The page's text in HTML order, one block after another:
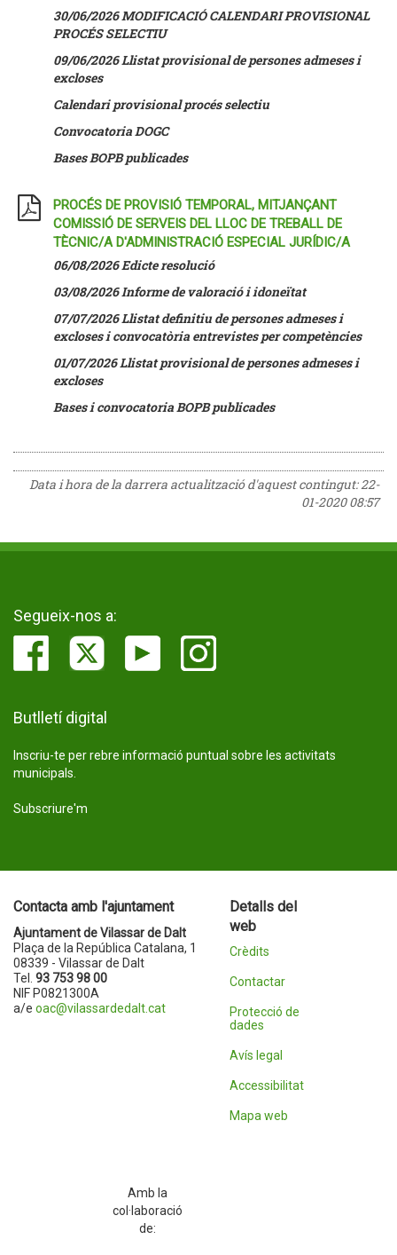
30/06/2026 MODIFICACIÓ CALENDARI PROVISIONAL
PROCÉS SELECTIU
09/06/2026Llistat provisional de persones admeses i
excloses
Calendari provisional procés selectiu
Convocatoria DOGC
Bases BOPB publicades
PROCÉS DE PROVISIÓ TEMPORAL, MITJANÇANT
COMISSIÓ DE SERVEIS DEL LLOC DE TREBALL DE
TÈCNIC/A D'ADMINISTRACIÓ ESPECIAL JURÍDIC/A
06/08/2026 Edicte resolució
03/08/2026 Informe de valoració i idoneïtat
07/07/2026Llistat definitiu de persones admeses i
excloses i convocatòria entrevistes per competències
01/07/2026 Llistat provisional de persones admeses i
excloses
Bases i convocatoria BOPB publicades
Data i hora de la darrera actualització d'aquest contingut:22-
01-2020 08:57
Segueix-nos a:
Butlletí digital
Inscriu-te per rebre informació puntual sobre les activitats
municipals.
Subscriure'm
Contacta amb l'ajuntament
Ajuntament de Vilassar de Dalt
Plaça de la República Catalana, 1
08339 - Vilassar de Dalt
Tel. 93 753 98 00
NIF P0821300A
a/e oac@vilassardedalt.cat
Detalls del
web
Crèdits
Contactar
Protecció de
dades
Avís legal
Accessibilitat
Mapa web
Amb la
col·laboració
de: